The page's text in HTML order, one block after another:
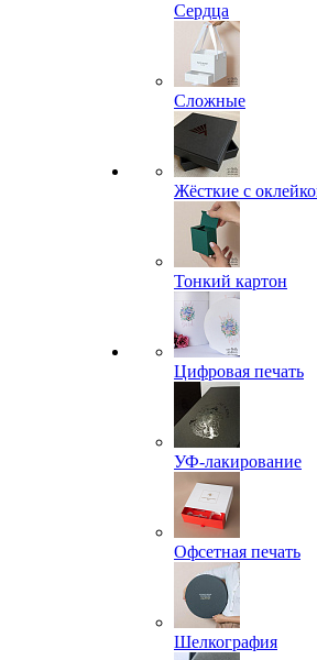
Сердца
Сложные
Жёсткие с
Тонкий картон
Цифровая печать
УФ-лакирование
Офсетная печать
Шелкография